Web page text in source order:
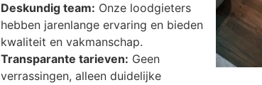
Deskundig team: Onze loodgieters
hebben jarenlange ervaring en bieden
kwaliteit en vakmanschap.
Transparante tarieven: Geen
verrassingen, alleen duidelijke